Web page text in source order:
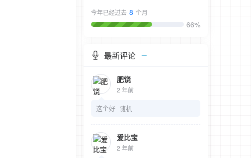
今年已经过去 8 个月
66%
最新评论
肥饶
2 年前
这个好 随机
爱比宝
2 年前